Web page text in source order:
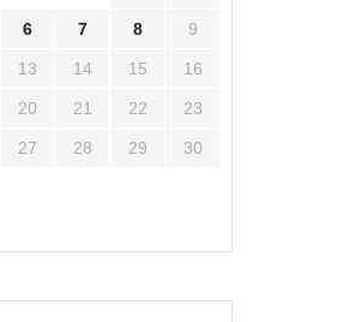
6 7 8 9
13 14 15 16
20 21 22 23
27 28 29 30